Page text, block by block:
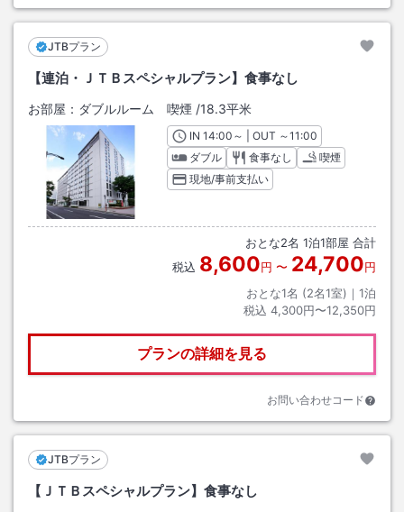
JTBプラン
【連泊・ＪＴＢスペシャルプラン】食事なし
お部屋： ダブルルーム 喫煙 /18.3平米
INチェックイン
14:00 ～ | OUT チェックアウト
～11:00
ダブル
食事なし
喫煙
現地/事前支払い
おとな2名 1泊1部屋 合計
税込 8,600円 〜 24,700円
おとな1名 (2名1室)｜ 1泊
税込 4,300円〜12,350円
プランの詳細を見る
お問い合わせコード
JTBプラン
【ＪＴＢスペシャルプラン】食事なし